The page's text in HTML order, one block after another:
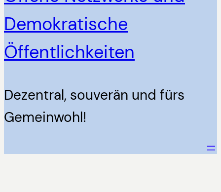
Demokratische
Öffentlichkeiten
Dezentral, souverän und fürs
Gemeinwohl!